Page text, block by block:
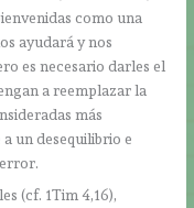
como una
ayudará y nos
es necesario darles el
a reemplazar la
más
un desequilibrio e
(cf. 1Tim 4,16),